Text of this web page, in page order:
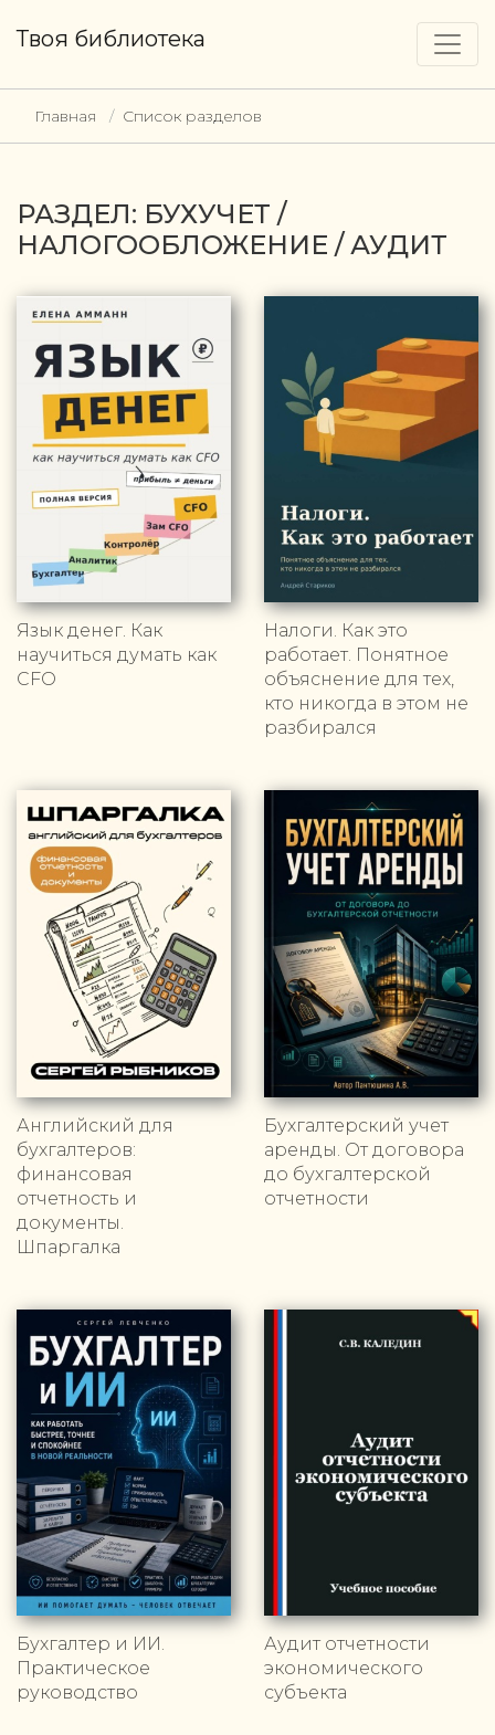
Твоя библиотека
Главная Список разделов
РАЗДЕЛ: БУХУЧЕТ /
НАЛОГООБЛОЖЕНИЕ / АУДИТ
Язык денег. Как
научиться думать как
CFO
Налоги. Как это
работает. Понятное
объяснение для тех,
кто никогда в этом не
разбирался
Английский для
бухгалтеров:
финансовая
отчетность и
документы.
Шпаргалка
Бухгалтерский учет
аренды. От договора
до бухгалтерской
отчетности
Бухгалтер и ИИ.
Практическое
руководство
Аудит отчетности
экономического
субъекта